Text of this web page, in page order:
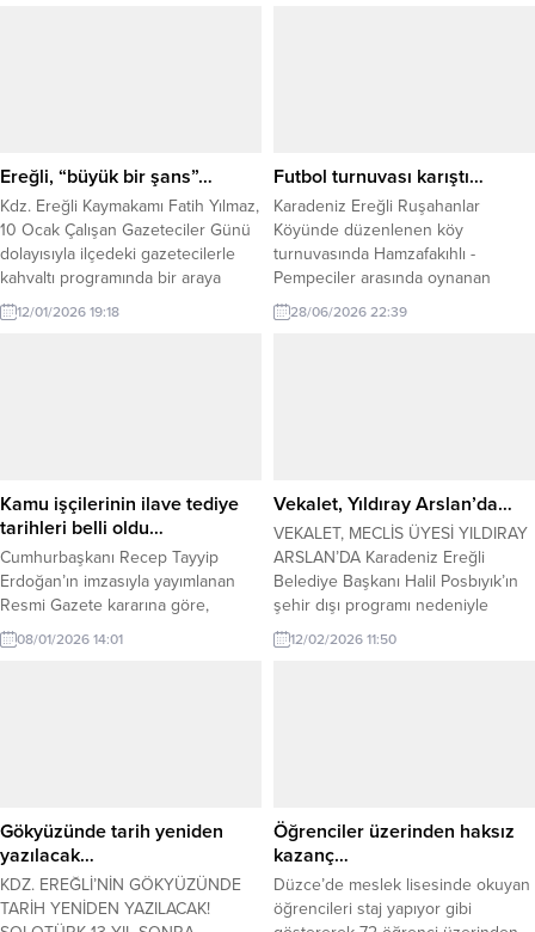
Ereğli, “büyük bir şans”…
Kdz. Ereğli Kaymakamı Fatih Yılmaz,
10 Ocak Çalışan Gazeteciler Günü
dolayısıyla ilçedeki gazetecilerle
kahvaltı programında bir araya
geldi. Kaymakam Fatih Yılmaz,
kaymakam olarak ilk önce şehit
“Sosyal Hizmetler
Müdürlüğümüzde kurduğumuz
ekipte ki...
12/01/2026 19:18
Futbol turnuvası karıştı…
Karadeniz Ereğli Ruşahanlar
Köyünde düzenlenen köy
turnuvasında Hamzafakıhlı -
Pempeciler arasında oynanan
müsabakada olaylar çıktı.
28/06/2026 22:39
Kamu işçilerinin ilave tediye
tarihleri belli oldu…
Cumhurbaşkanı Recep Tayyip
Erdoğan’ın imzasıyla yayımlanan
Resmi Gazete kararına göre,
kamuda çalışan işçilerin 2026 yılı
ilave tediye ödeme tarihleri
Gazete’de yayımlanan karara göre
ilave tediyeler iki taksit...
08/01/2026 14:01
Vekalet, Yıldıray Arslan’da…
VEKALET, MECLİS ÜYESİ YILDIRAY
ARSLAN’DA Karadeniz Ereğli
Belediye Başkanı Halil Posbıyık’ın
şehir dışı programı nedeniyle
Belediye Başkanlığına CHP
Belediye Meclis Üyesi Yıldıray
Halk Partisi (CHP) Grubu Belediye
Meclis...
12/02/2026 11:50
Gökyüzünde tarih yeniden
yazılacak…
KDZ. EREĞLİ’NİN GÖKYÜZÜNDE
TARİH YENİDEN YAZILACAK!
Öğrenciler üzerinden haksız
kazanç…
Düzce’de meslek lisesinde okuyan
öğrencileri staj yapıyor gibi